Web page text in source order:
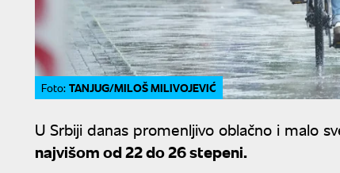
Foto: TANJUG/MILOŠ MILIVOJEVIĆ
U Srbiji danas promenljivo oblačno i malo
najvišom od 22 do 26 stepeni.